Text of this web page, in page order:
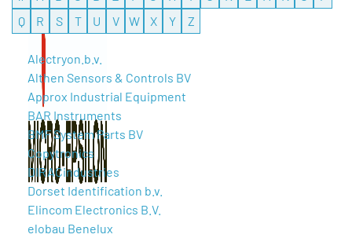
Q
R S T U V W X Y Z
Alectryon.b.v.
Althen Sensors & Controls BV
Approx Industrial Equipment
BAR Instruments
BMF System Parts BV
Copytronics
DIRACindustries
Dorset Identification b.v.
Elincom Electronics B.V.
elobau Benelux